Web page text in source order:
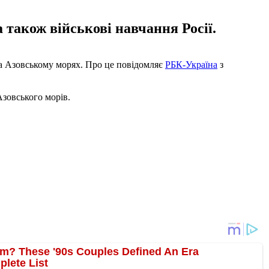
військові навчання Росії.
Азовському морях. Про це повідомляє РБК-Україна з
морів.